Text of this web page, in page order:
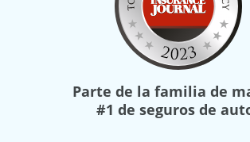
Parte de la familia de
#1 de seguros de